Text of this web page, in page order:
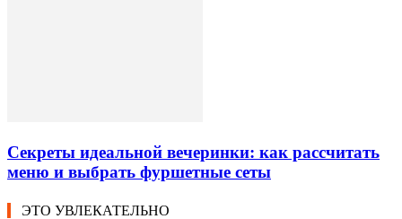
Секреты идеальной вечеринки: как рассчитать
меню и выбрать фуршетные сеты
ЭТО УВЛЕКАТЕЛЬНО